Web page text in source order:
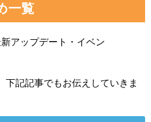
一覧
下記記事でもお伝えしていきま